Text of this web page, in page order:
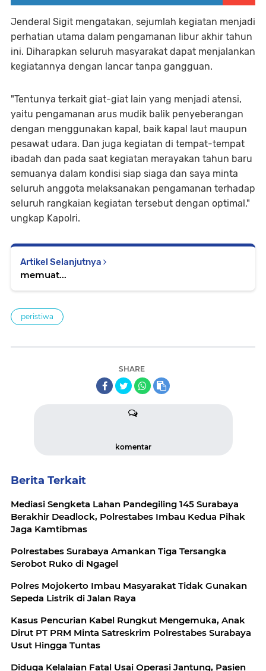
Jenderal Sigit mengatakan, sejumlah kegiatan menjadi
perhatian utama dalam pengamanan libur akhir tahun
ini. Diharapkan seluruh masyarakat dapat menjalankan
kegiatannya dengan lancar tanpa gangguan.
"Tentunya terkait giat-giat lain yang menjadi atensi,
yaitu pengamanan arus mudik balik penyeberangan
dengan menggunakan kapal, baik kapal laut maupun
pesawat udara. Dan juga kegiatan di tempat-tempat
ibadah dan pada saat kegiatan merayakan tahun baru
semuanya dalam kondisi siap siaga dan saya minta
seluruh anggota melaksanakan pengamanan terhadap
seluruh rangkaian kegiatan tersebut dengan optimal,"
ungkap Kapolri.
Artikel Selanjutnya
memuat...
peristiwa
SHARE
komentar
Berita Terkait
Mediasi Sengketa Lahan Pandegiling 145 Surabaya
Berakhir Deadlock, Polrestabes Imbau Kedua Pihak
Jaga Kamtibmas
Polrestabes Surabaya Amankan Tiga Tersangka
Serobot Ruko di Ngagel
Polres Mojokerto Imbau Masyarakat Tidak Gunakan
Sepeda Listrik di Jalan Raya
Kasus Pencurian Kabel Rungkut Mengemuka, Anak
Dirut PT PRM Minta Satreskrim Polrestabes Surabaya
Usut Hingga Tuntas
Diduga Kelalaian Fatal Usai Operasi Jantung, Pasien